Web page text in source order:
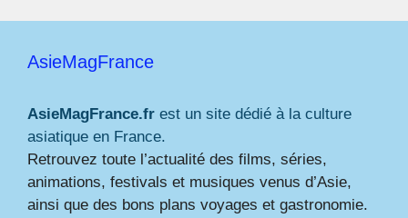
AsieMagFrance
AsieMagFrance.fr est un site dédié à la culture
asiatique en France.
Retrouvez toute l’actualité des films, séries,
animations, festivals et musiques venus d’Asie,
ainsi que des bons plans voyages et gastronomie.